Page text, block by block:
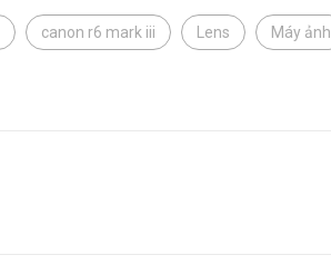
canon r6 mark iii Lens Máy ảnh